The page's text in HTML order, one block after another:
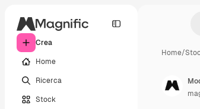
Crea
Home
Ricerca
Stock
Home/